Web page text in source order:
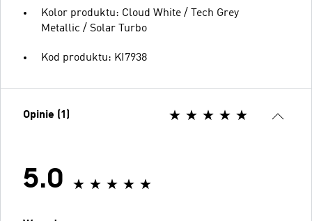
Kolor produktu: Cloud White / Tech Grey
Metallic / Solar Turbo
Kod produktu: KI7938
Opinie (1)
5.0